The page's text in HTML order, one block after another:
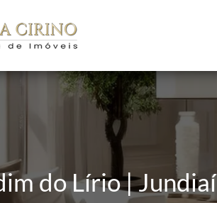
do Lírio | Jundiaí